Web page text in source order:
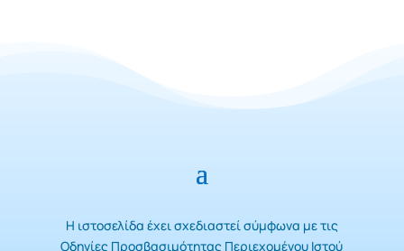
Η ιστοσελίδα έχει σχεδιαστεί σύμφωνα με τις
Οδηγίες Προσβασιμότητας Περιεχομένου Ιστού